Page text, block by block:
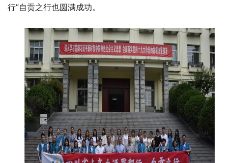
行”自贡之行也圆满成功。